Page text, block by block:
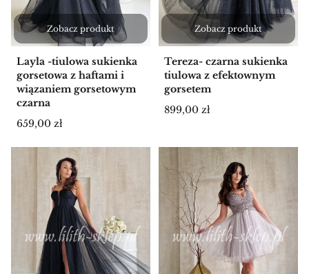
Zobacz produkt
Layla -tiulowa sukienka
gorsetowa z haftami i
wiązaniem gorsetowym
czarna
Cena
659,00 zł
Zobacz produkt
Tereza- czarna sukienka
tiulowa z efektownym
gorsetem
Cena
899,00 zł